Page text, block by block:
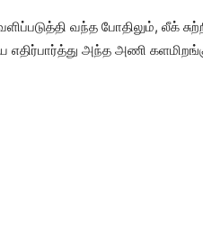
வந்த போதிலும், லீக்
அந்த அணி